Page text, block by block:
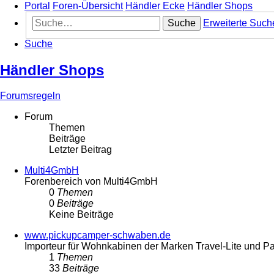
Portal
Foren-Übersicht Händler Ecke Händler Shops
Suche
Erweiterte
Suche
Händler Shops
Forumsregeln
Forum
Themen
Beiträge
Letzter Beitrag
Multi4GmbH
Forenbereich von Multi4GmbH
0 Themen
0 Beiträge
Keine Beiträge
www.pickupcamper-schwaben.de
Importeur für Wohnkabinen der Marken Travel-Lite und
1 Themen
33 Beiträge